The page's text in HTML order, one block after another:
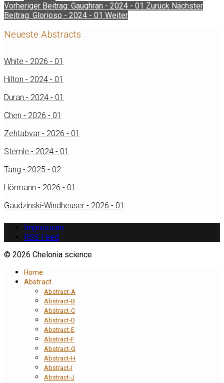
Vorheriger Beitrag: Gaughran - 2024 - 01 Zurück Nächster
Beitrag: Glorioso - 2024 - 01 Weiter
Neueste Abstracts
White - 2026 - 01
Hilton - 2024 - 01
Duran - 2024 - 01
Chen - 2026 - 01
Zehtabvar - 2026 - 01
Stemle - 2024 - 01
Tang - 2025 - 02
Hörmann - 2026 - 01
Gaudzinski-Windheuser - 2026 - 01
Impressum
RSS Feed
© 2026 Chelonia science
Home
Abstract
Abstract-A
Abstract-B
Abstract-C
Abstract-D
Abstract-E
Abstract-F
Abstract-G
Abstract-H
Abstract-I
Abstract-J